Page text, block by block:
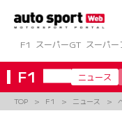
ツ
へ
ス
キ
ッ
F1 スーパーGT スーパ
F1 ニュース
TOP F1 ニュース